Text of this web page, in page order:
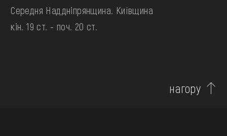
Середня Наддніпрянщина. Київщина
кін. 19 ст. - поч. 20 ст.
нагору